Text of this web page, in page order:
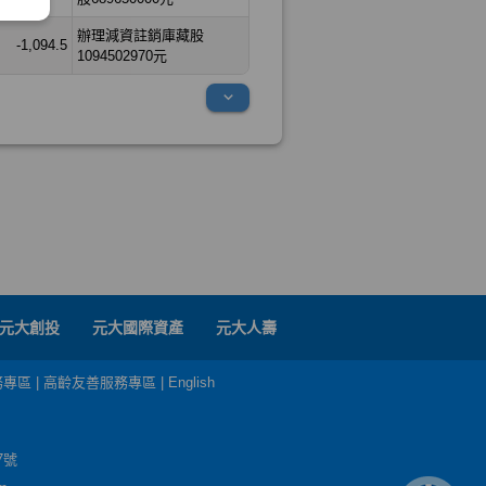
元大創投 元大國際資產 元大人壽
區 高齡友善服務專區 English
號